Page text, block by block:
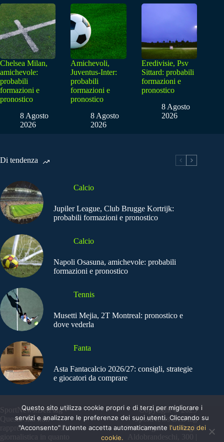
Chelsea Milan,
amichevole:
probabili
formazioni e
pronostico
8 Agosto
2026
Amichevoli,
Juventus-Inter:
probabili
formazioni e
pronostico
8 Agosto
2026
Eredivisie, Psv
Sittard: probabili
formazioni e
pronostico
8 Agosto
2026
Di tendenza
Calcio
Jupiler League, Club Brugge Kortrijk:
probabili formazioni e pronostico
Calcio
Napoli Osasuna, amichevole: probabili
formazioni e pronostico
Tennis
Musetti Mejia, 2T Montreal: pronostico e
dove vederla
Fanta
Asta Fantacalcio 2026/27: consigli, strategie
e giocatori da comprare
SportNews.BetFlag -
Questo sito non
rappresenta una testata
giornalistica in quanto
Copyright © 2025
SportNews BetFlag
Sede Legale: Via degli
Aldobrandeschi, 300 |
Questo sito utilizza cookie propri e di terzi per migliorare i
servizi e analizzare le preferenze dei suoi utenti. Cliccando su
"Acconsento" l'utente accetta automaticamente l'utilizzo dei
cookie.